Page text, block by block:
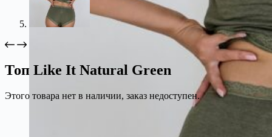
Топ Like It Natural Green
Этого товара нет в наличии, заказ недоступен.